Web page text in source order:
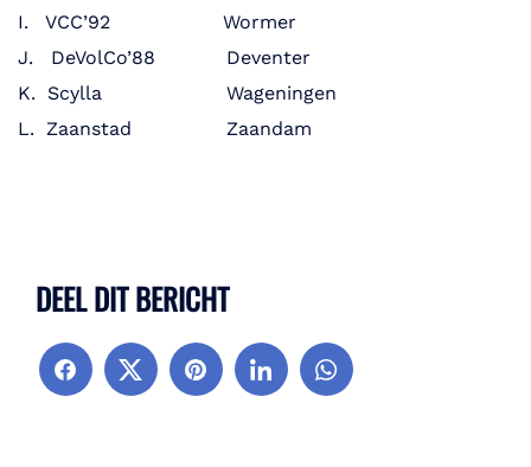
I. VCC’92 Wormer
J. DeVolCo’88 Deventer
K. Scylla Wageningen
L. Zaanstad Zaandam
DEEL DIT BERICHT